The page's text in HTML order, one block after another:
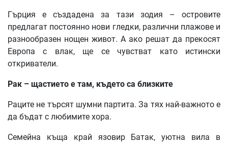
Гърция е създадена за тази зодия – островите
предлагат постоянно нови гледки, различни плажове и
разнообразен нощен живот. А ако решат да прекосят
Европа с влак, ще се чувстват като истински
откриватели.
Рак – щастието е там, където са близките
Раците не търсят шумни партита. За тях най-важното е
да бъдат с любимите хора.
Семейна къща край язовир Батак, уютна вила в